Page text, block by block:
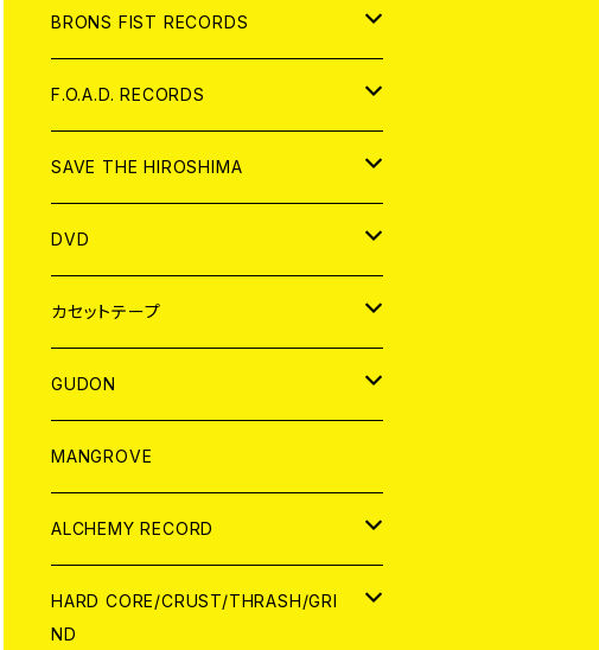
アパレル
ANALOG
BRONS FIST RECORDS
CD
ANALOG
F.O.A.D. RECORDS
CD
ANALOG
SAVE THE HIROSHIMA
アパレル
BADGE
DVD
JAPAN
WORLD
カセットテープ
JAPAN
WORLD
GUDON
アパレル
PATCH
アナログ
MANGROVE
ALCHEMY RECORD
CD
HARD CORE/CRUST/THRASH/GRI
ND